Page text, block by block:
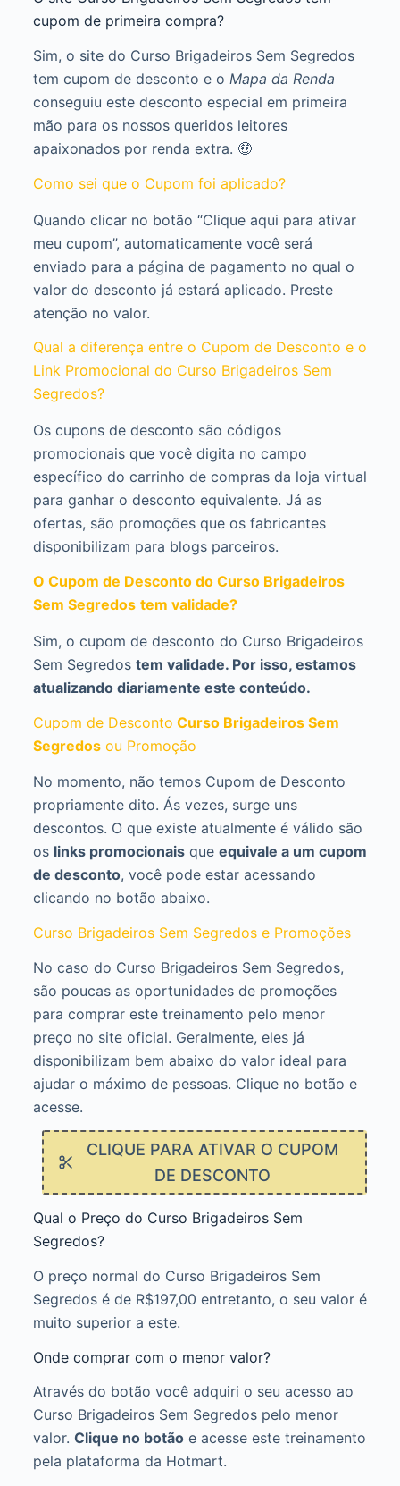
cupom de primeira compra?
Sim, o site do Curso Brigadeiros Sem Segredos
tem cupom de desconto e o Mapa da Renda
conseguiu este desconto especial em primeira
mão para os nossos queridos leitores
apaixonados por renda extra. 🤑
Como sei que o Cupom foi aplicado?
Quando clicar no botão “Clique aqui para ativar
meu cupom”, automaticamente você será
enviado para a página de pagamento no qual o
valor do desconto já estará aplicado. Preste
atenção no valor.
Qual a diferença entre o Cupom de Desconto e o
Link Promocional do Curso Brigadeiros Sem
Segredos?
Os cupons de desconto são códigos
promocionais que você digita no campo
específico do carrinho de compras da loja virtual
para ganhar o desconto equivalente. Já as
ofertas, são promoções que os fabricantes
disponibilizam para blogs parceiros.
O Cupom de Desconto do Curso Brigadeiros
Sem Segredos tem validade?
Sim, o cupom de desconto do Curso Brigadeiros
Sem Segredos tem validade. Por isso, estamos
atualizando diariamente este conteúdo.
Cupom de Desconto Curso Brigadeiros Sem
Segredos ou Promoção
No momento, não temos Cupom de Desconto
propriamente dito. Ás vezes, surge uns
descontos. O que existe atualmente é válido são
os links promocionaisque equivale a um cupom
de desconto, você pode estar acessando
clicando no botão abaixo.
Curso Brigadeiros Sem Segredos e Promoções
No caso do Curso Brigadeiros Sem Segredos,
são poucas as oportunidades de promoções
para comprar este treinamento pelo menor
preço no site oficial. Geralmente, eles já
disponibilizam bem abaixo do valor ideal para
ajudar o máximo de pessoas. Clique no botão e
acesse.
CLIQUE PARA ATIVAR O CUPOM
DE DESCONTO
Qual o Preço do Curso Brigadeiros Sem
Segredos?
O preço normal do Curso Brigadeiros Sem
Segredos é de R$197,00 entretanto, o seu valor é
muito superior a este.
Onde comprar com o menor valor?
Através do botão você adquiri o seu acesso ao
Curso Brigadeiros Sem Segredos pelo menor
valor. Clique no botãoe acesse este treinamento
pela plataforma da Hotmart.